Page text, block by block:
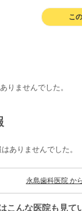
こ
りませんでした。
ありませんでした。
永島歯科医院 か
こんな医院も見て